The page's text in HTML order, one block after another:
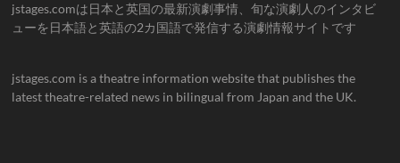
jstages.comは日本と英国の最新演劇事情、旬な演劇人のインタビ
ューを日本語と英語の2カ国語で発信する演劇情報サイトです
jstages.com is a theatre information website that publishes the
latest theatre-related news in bilingual from Japan and the UK.